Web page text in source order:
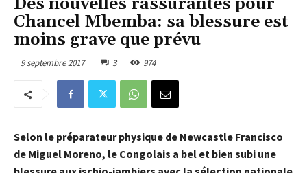
Chancel Mbemba: sa blessure est
moins grave que prévu
9 septembre 2017 3 974
Selon le préparateur physique de Newcastle Francisco
de Miguel Moreno, le Congolais a bel et bien subi une